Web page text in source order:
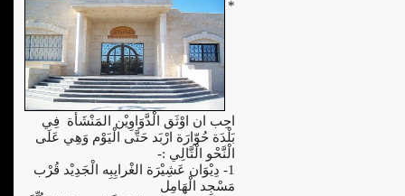
*
احِب ان اوْثَق الْدَّوَاوِيْن المَنْشَأة فِي
بَلْدَة حُوّارَة ارْبَد حَتَّى الْيَوْم وَهِي عَلَى
الْنَّحْو الْتَّالِي :-
1- دِيْوَان عَشِيْرَة الغْرايِبِه الْجَدِيْد قُرْب
مَسْجِد الْهَامِل